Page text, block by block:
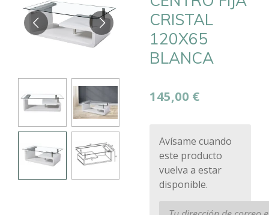
CRISTAL
120X65
BLANCA
145,00 €
Avísame cuando
este producto
vuelva a estar
disponible.